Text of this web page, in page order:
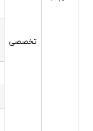
تخصصی